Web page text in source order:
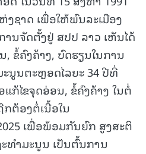
ຊາດ ເພື່ອໃຫ້ພົນລະເມືອງ
ຈັດຕັ້ງຢູ່ ສປປ ລາວ ເຫັນໄດ້
ຂໍ້ຄົງຄ້າງ, ບົດຮຽນໃນການ
ນູນຕະຫຼອດໄລຍະ 34 ປີທີ່
ກ້ໄຂຈຸດອ່ອນ, ຂໍ້ຄົງຄ້າງ ໃນຕໍ່
ຕ້ອງຕໍ່ເນື້ອໃນ
ເພື່ອພ້ອມກັນຍົກ ສູງສະຕິ
ທຳມະນູນ ເປັນຕົ້ນການ